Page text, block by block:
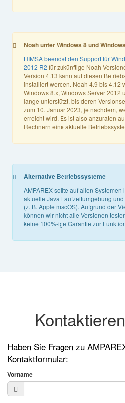
Noah unter Windows 8 und
HIMSA beendet den Support für
2012 R2 für zukünftige Noah-
Version 4.13 kann auf diesen
installiert werden. Noah 4.9 bis 4.12
Windows 8.x, Windows Server 2012
lange unterstützt, bis deren
zum 10. Januar 2023, je nachdem,
erreicht wird. Es ist also anzuraten
Rechnern eine aktuelle
Alternative Betriebssysteme
AMPAREX sollte auf allen Systemen
aktuelle Java Laufzeitumgebung
(z. B. Apple macOS). Aufgrund der
können wir nicht alle Versionen
keine 100%-ige Garantie zur
Haben Sie Fragen zu
Kontaktformular:
Vorname